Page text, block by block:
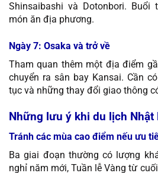
Shinsaibashi và Dotonbori.
món ăn địa phương.
Ngày 7: Osaka và trở về
Tham quan thêm một địa điểm
chuyển ra sân bay Kansai. Cần
tục và những thay đổi giao thông
Những lưu ý khi du lịch Nhật
Tránh các mùa cao điểm nếu ưu
Ba giai đoạn thường có lượng
nghỉ năm mới, Tuần lễ Vàng từ